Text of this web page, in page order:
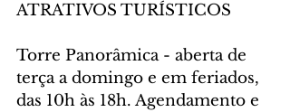
ATRATIVOS TURÍSTICOS
Torre Panorâmica - aberta de
terça a domingo e em feriados,
das 10h às 18h. Agendamento e